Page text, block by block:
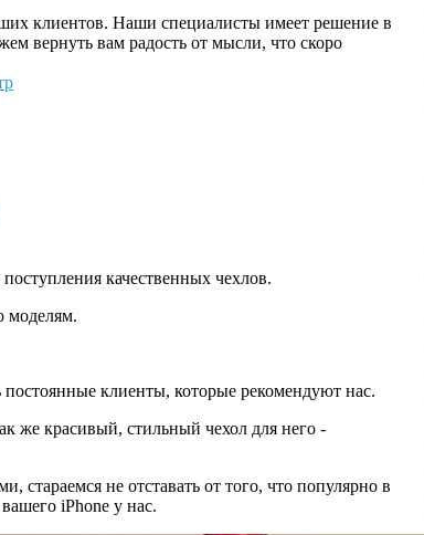
клиентов. Наши специалисты имеет решение в
вернуть вам радость от мысли, что скоро
качественных чехлов.
моделям.
клиенты, которые рекомендуют нас.
же красивый, стильный чехол для него -
не отставать от того, что популярно в
iPhone у нас.